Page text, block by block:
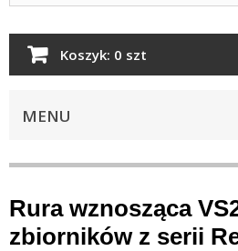
Koszyk: 0 szt
MENU
Rura wznosząca
zbiorników z serii